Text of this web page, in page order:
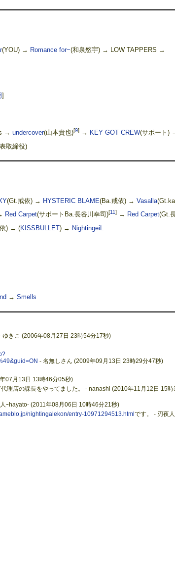
(YOU) → Romance for~(和泉悠宇) → LOW TAPPERS →
]
→ undercover(山本貴也)[9]→ KEY GOT CREW(サポート)
取締役)
(Gt.戒依) → HYSTERIC BLAME(Ba.戒依) → Vasalla
Red Carpet(サポートBa.長谷川幸司)[11 ]→ Red Carpet(Gt.
) → (KISSBULLET) → NightingeiL
→ Smells
ゆきこ (2006年08月27日 23時54分17秒)
- 名無しさん (2009年09月13日 23時29分47秒)
07月13日 13時46分05秒)
理店の課長をやってました。 - nanashi (2010年11月12日 15時
ｰhayato- (2011年08月06日 10時46分21秒)
nightingalekon/entry-10971294513.html です。 - 刃夜